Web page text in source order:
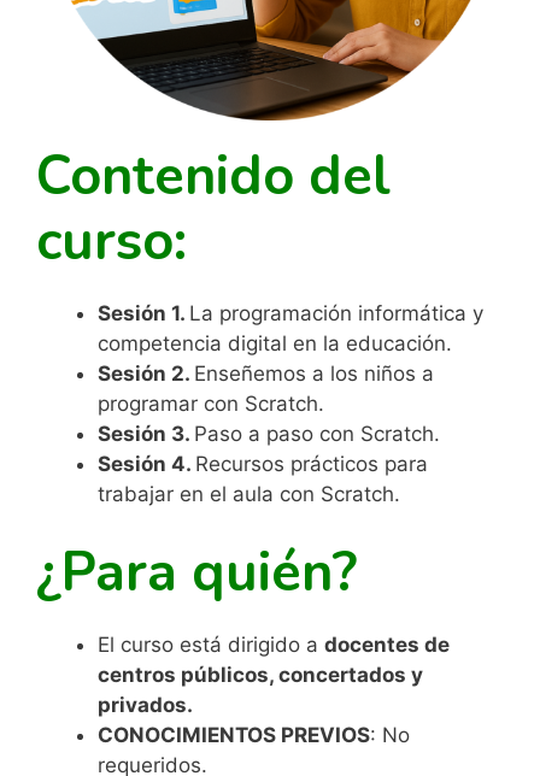
Contenido del
curso:
Sesión 1. La programación informática y
competencia digital en la educación.
Sesión 2. Enseñemos a los niños a
programar con Scratch.
Sesión 3. Paso a paso con Scratch.
Sesión 4. Recursos prácticos para
trabajar en el aula con Scratch.
¿Para quién?
El curso está dirigido a docentes de
centros públicos, concertados y
privados.
CONOCIMIENTOS PREVIOS: No
requeridos.